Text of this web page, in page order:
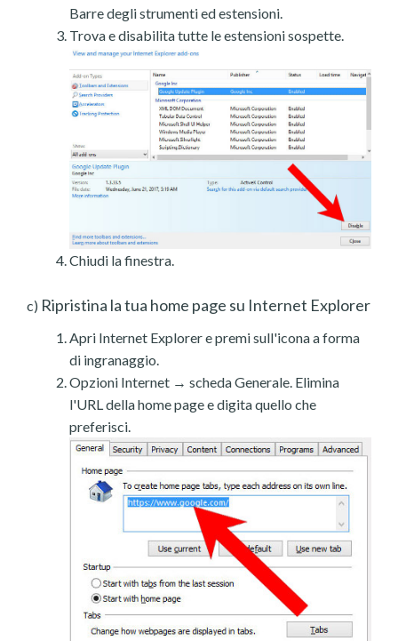
Barre degli strumenti ed estensioni.
Trova e disabilita tutte le estensioni sospette.
Chiudi la finestra.
c) Ripristina la tua home page su Internet Explorer
Apri Internet Explorer e premi sull'icona a forma
di ingranaggio.
Opzioni Internet → scheda Generale. Elimina
l'URL della home page e digita quello che
preferisci.